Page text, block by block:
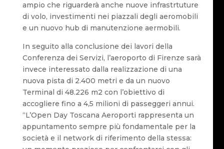
ampio che riguarderà anche nuove infrastrtuture
di volo, investimenti nei piazzali degli aeromobili
e un nuovo hub di manutenzione aermobili.
In seguito alla conclusione dei lavori della
Conferenza dei Servizi, l’aeroporto di Firenze sarà
invece interessato dalla realizzazione di una
nuova pista di 2.400 metri e da un nuovo
Terminal di 48.226 m2 con l’obiettivo di
accogliere fino a 4,5 milioni di passeggeri annui.
“L’Open Day Toscana Aeroporti rappresenta un
appuntamento sempre più fondamentale per la
società e il network di riferimento della stessa: